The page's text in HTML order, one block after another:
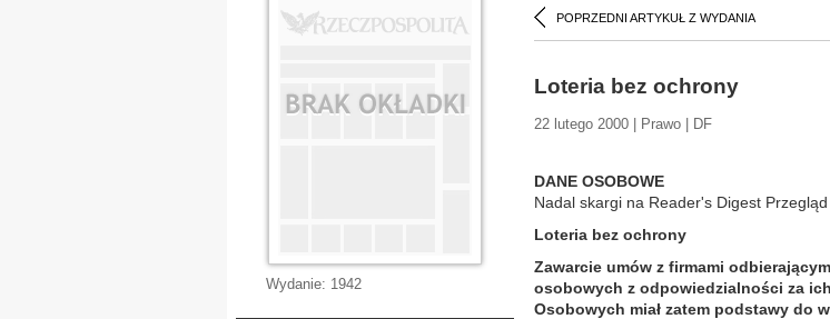
POPRZEDNI ARTYKUŁ Z WYDANIA
Loteria bez ochrony
22 lutego 2000 | Prawo | DF
DANE OSOBOWE
Nadal skargi na Reader's Digest Przegląd
Loteria bez ochrony
Zawarcie umów z firmami
osobowych z odpowiedzialności za
Osobowych miał zatem podstawy do
Wydanie: 1942